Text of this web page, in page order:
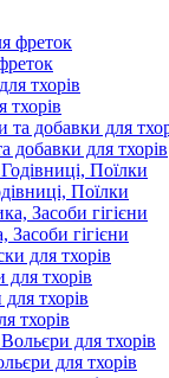
тхорів
добавки для тхорів
Поїлки
Засоби гігієни
тхорів
тхорів
для тхорів